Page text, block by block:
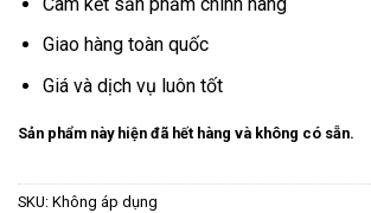
Giao hàng toàn quốc
Giá và dịch vụ luôn tốt
Sản phẩm này hiện đã hết hàng và không có sẵn.
SKU: Không áp dụng